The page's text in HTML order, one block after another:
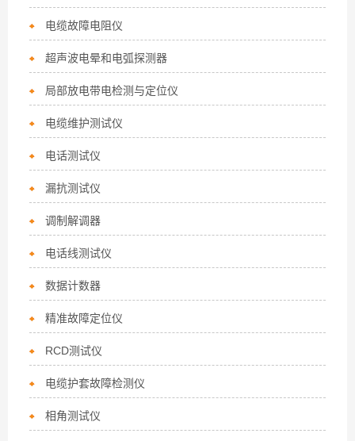
电缆故障电阻仪
超声波电晕和电弧探测器
局部放电带电检测与定位仪
电缆维护测试仪
电话测试仪
漏抗测试仪
调制解调器
电话线测试仪
数据计数器
精准故障定位仪
RCD测试仪
电缆护套故障检测仪
相角测试仪